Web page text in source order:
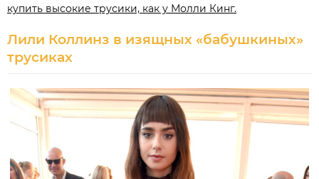
купить высокие трусики, как у Молли Кинг.
Лили Коллинз в изящных «бабушкиных»
трусиках